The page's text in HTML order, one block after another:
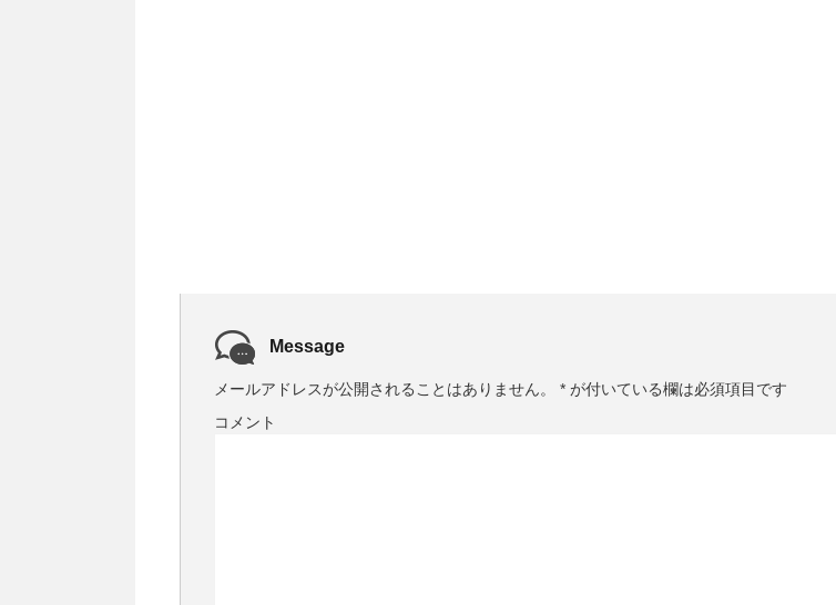
Message
メールアドレスが公開されることはありません。 * が付いている欄は必須項目です
コメント